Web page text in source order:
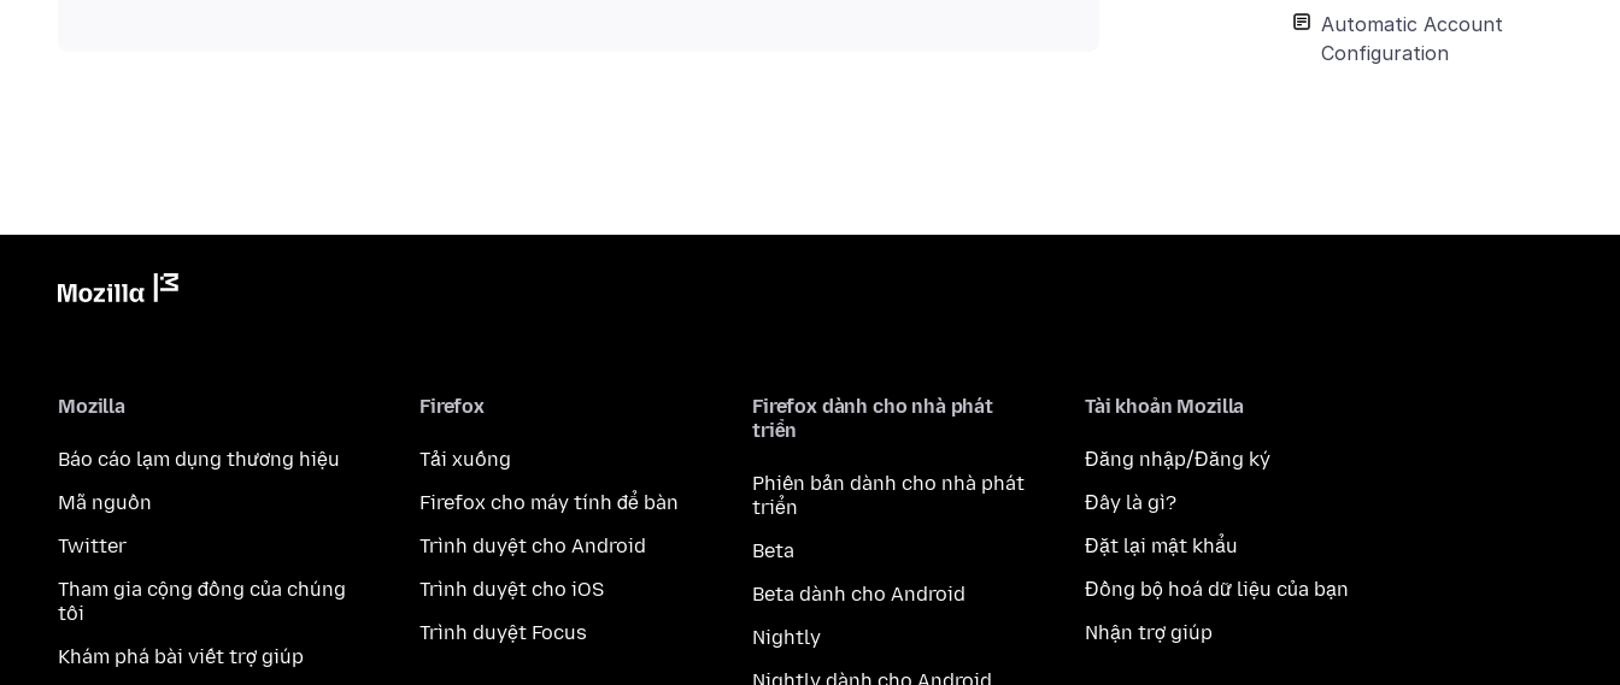
Automatic Account
Configuration
Mozilla
Báo cáo lạm dụng thương hiệu
Mã nguồn
Twitter
Tham gia cộng đồng của chúng
tôi
Khám phá bài viết trợ giúp
Firefox
Tải xuống
Firefox cho máy tính để bàn
Trình duyệt cho Android
Trình duyệt cho iOS
Trình duyệt Focus
Firefox dành cho nhà phát
triển
Phiên bản dành cho nhà phát
triển
Beta
Beta dành cho Android
Nightly
Tài khoản Mozilla
Đăng nhập/Đăng ký
Đây là gì?
Đặt lại mật khẩu
Đồng bộ hoá dữ liệu của bạn
Nhận trợ giúp